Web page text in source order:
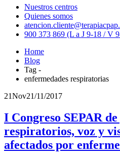
Nuestros centros
Quienes somos
900 373 869 (L a J 9-18 / V
Home
Blog
Tag -
enfermedades respiratorias
21Nov21/11/2017
I Congreso SEPAR
respiratorios, voz y
afectados por